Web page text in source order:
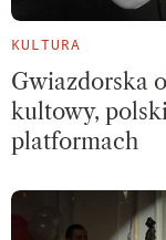
KULTURA
Gwiazdorska
kultowy,
platformach